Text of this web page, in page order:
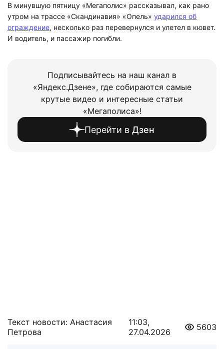
В минувшую пятницу «Мегаполис» рассказывал, как рано
утром на трассе «Скандинавия» «Опель» ударился об
ограждение, несколько раз перевернулся и улетел в кювет.
И водитель, и пассажир погибли.
Подписывайтесь на наш канал в
«Яндекс.Дзене», где собираются самые
крутые видео и интересные статьи
«Мегаполиса»!
Перейти в Дзен
Текст новости: Анастасия
Петрова
11:03,
27.04.2026
5603